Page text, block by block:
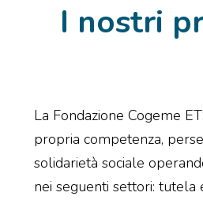
I nostri
La Fondazione Cogeme
propria competenza,
solidarietà sociale
nei seguenti settori: tutela